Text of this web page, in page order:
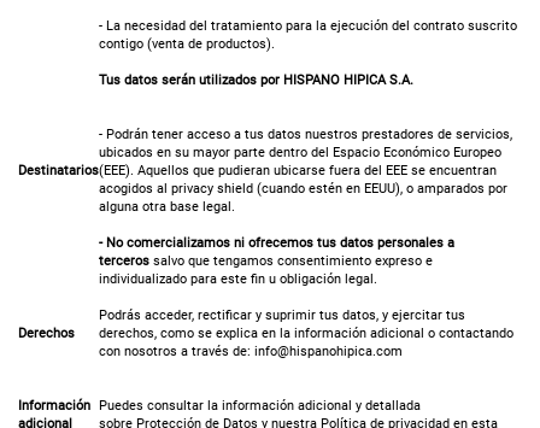
- La necesidad del tratamiento para la ejecución del contrato suscrito
contigo (venta de productos).
Destinatarios
Tus datos serán utilizados por HISPANO HIPICA S.A.
- Podrán tener acceso a tus datos nuestros prestadores de servicios,
ubicados en su mayor parte dentro del Espacio Económico Europeo
(EEE). Aquellos que pudieran ubicarse fuera del EEE se encuentran
acogidos al privacy shield (cuando estén en EEUU), o amparados por
alguna otra base legal.
- No comercializamos ni ofrecemos tus datos personales a
terceros salvo que tengamos consentimiento expreso e
individualizado para este fin u obligación legal.
Derechos
Podrás acceder, rectificar y suprimir tus datos, y ejercitar tus
derechos, como se explica en la información adicional o contactando
con nosotros a través de: info@hispanohipica.com
Información
adicional
Puedes consultar la información adicional y detallada
sobre Protección de Datos y nuestra Política de privacidad en esta